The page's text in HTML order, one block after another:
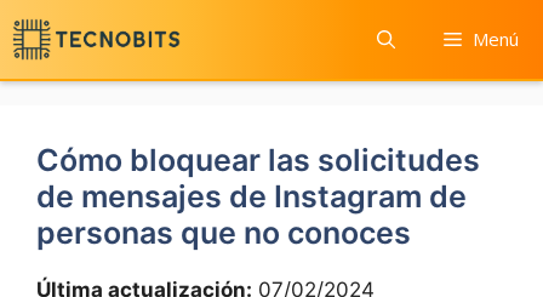
Saltar
al
contenido
Menú
Cómo bloquear las solicitudes
de mensajes de Instagram de
personas que no conoces
Última actualización: 07/02/2024